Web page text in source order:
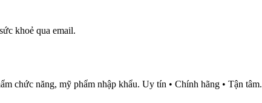
khoẻ qua email.
chức năng, mỹ phẩm nhập khẩu. Uy tín • Chính hãng • Tận tâm.